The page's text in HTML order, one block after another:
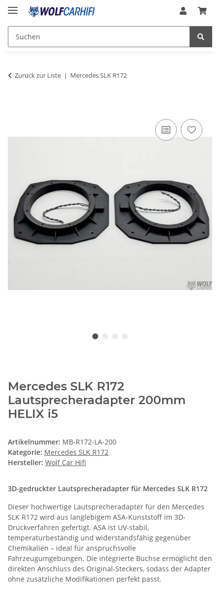
Zurück zur Liste Mercedes SLK R172
Mercedes SLK R172
Lautsprecheradapter 200mm
HELIX i5
Artikelnummer: MB-R172-LA-200
Kategorie: Mercedes SLK R172
Hersteller: Wolf Car Hifi
3D-gedruckter Lautsprecheradapter für Mercedes SLK R172
Dieser hochwertige Lautsprecheradapter für den Mercedes
SLK R172 wird aus langlebigem ASA-Kunststoff im 3D-
Druckverfahren gefertigt. ASA ist UV-stabil,
temperaturbeständig und widerstandsfähig gegenüber
Chemikalien – ideal für anspruchsvolle
Fahrzeugumgebungen. Die integrierte Buchse ermöglicht den
direkten Anschluss des Original-Steckers, sodass der Adapter
ohne zusätzliche Modifikationen perfekt passt.